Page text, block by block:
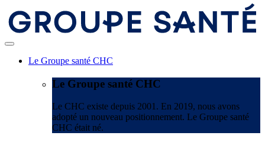
Le Groupe santé CHC
Le Groupe santé CHC
Le CHC existe depuis 2001. En 2019, nous avons
adopté un nouveau positionnement. Le Groupe santé
CHC était né.